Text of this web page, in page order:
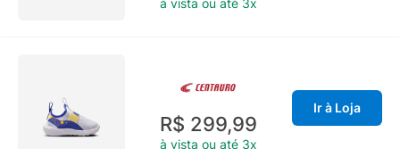
à vista ou até 3x
R$ 299,99
à vista ou até 3x
Ir à Loja